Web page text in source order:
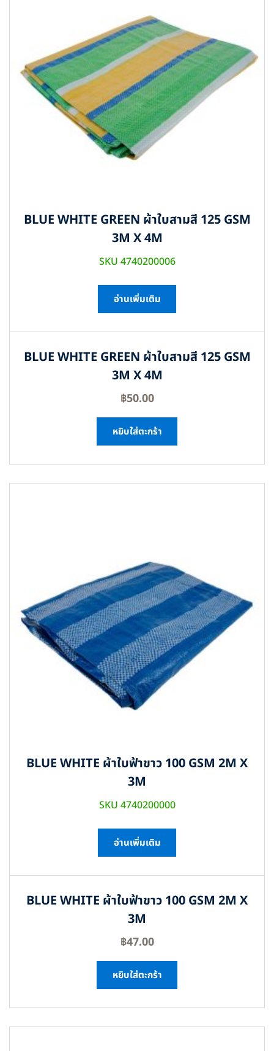
BLUE WHITE GREEN ผ้าใบสามสี 125 GSM
3M X 4M
SKU 4740200006
อ่านเพิ่มเติม
BLUE WHITE GREEN ผ้าใบสามสี 125 GSM
3M X 4M
฿50.00
หยิบใส่ตะกร้า
BLUE WHITE ผ้าใบฟ้าขาว 100 GSM 2M X
3M
SKU 4740200000
อ่านเพิ่มเติม
BLUE WHITE ผ้าใบฟ้าขาว 100 GSM 2M X
3M
฿47.00
หยิบใส่ตะกร้า